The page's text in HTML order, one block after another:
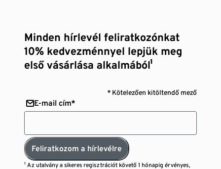
Minden hírlevél feliratkozónkat
10% kedvezménnyel lepjük meg
első vásárlása alkalmából¹
* Kötelezően kitöltendő mező
E-mail cím*
Feliratkozom a hírlevélre
¹ Az utalvány a sikeres regisztrációt követő 1 hónapig érvényes,